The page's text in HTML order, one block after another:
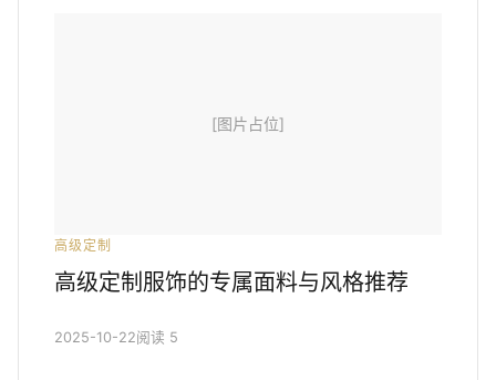
[图片占位]
高级定制
高级定制服饰的专属面料与风格推荐
2025-10-22阅读 5